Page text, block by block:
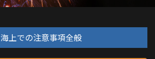
海上での注意事項全般